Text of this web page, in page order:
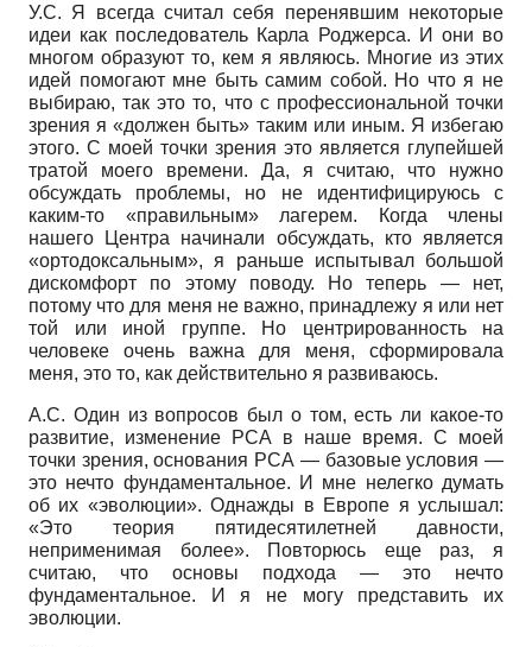
У.С. Я всегда считал себя перенявшим некоторые
идеи как последователь Карла Роджерса. И они во
многом образуют то, кем я являюсь. Многие из этих
идей помогают мне быть самим собой. Но что я не
выбираю, так это то, что с профессиональной точки
зрения я «должен быть» таким или иным. Я избегаю
этого. С моей точки зрения это является глупейшей
тратой моего времени. Да, я считаю, что нужно
обсуждать проблемы, но не идентифицируюсь с
каким-то «правильным» лагерем. Когда члены
нашего Центра начинали обсуждать, кто является
«ортодоксальным», я раньше испытывал большой
дискомфорт по этому поводу. Но теперь — нет,
потому что для меня не важно, принадлежу я или нет
той или иной группе. Но центрированность на
человеке очень важна для меня, сформировала
меня, это то, как действительно я развиваюсь.
А.С. Один из вопросов был о том, есть ли какое-то
развитие, изменение РСА в наше время. С моей
точки зрения, основания РСА — базовые условия —
это нечто фундаментальное. И мне нелегко думать
об их «эволюции». Однажды в Европе я услышал:
«Это теория пятидесятилетней давности,
неприменимая более». Повторюсь еще раз, я
считаю, что основы подхода — это нечто
фундаментальное. И я не могу представить их
эволюции.